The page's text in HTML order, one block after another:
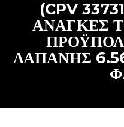
(CPV
ΑΝΑΓΚΕΣ
ΔΑΠΑΝΗΣ